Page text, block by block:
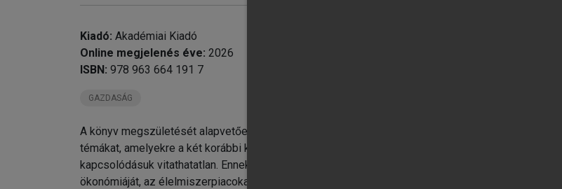
Kiadó: Akadémiai Kiadó
Online megjelenés éve: 2026
ISBN: 978 963 664 191 7
GAZDASÁG
A könyv megszületését alapvetően az indokolta, hogy – a korábbi kötetekhez hasonló
témákat, amelyekre a két korábbi kötetben már nem volt mód (vagy időközben érdemi
kapcsolódásuk vitathatatlan. Ennek során, három témakörbe rendezve, elemzi a globális és
ökonómiáját, az élelmiszerpiacokat és árakat, az élelmiszer-kereskedelmet (az agrárgazdaság